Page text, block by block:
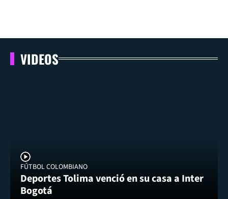
VIDEOS
FÚTBOL COLOMBIANO
Deportes Tolima venció en su casa a Inter
Bogotá